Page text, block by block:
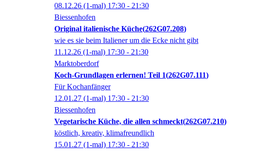
08.12.26 (1-mal) 17:30 - 21:30
Biessenhofen
Original italienische Küche 262G07.208
wie es sie beim Italiener um die Ecke nicht gibt
11.12.26 (1-mal) 17:30 - 21:30
Marktoberdorf
Koch-Grundlagen erlernen! Teil 1 262G07.111
Für Kochanfänger
12.01.27 (1-mal) 17:30 - 21:30
Biessenhofen
Vegetarische Küche, die allen schmeckt 262G07.210
köstlich, kreativ, klimafreundlich
15.01.27 (1-mal) 17:30 - 21:30